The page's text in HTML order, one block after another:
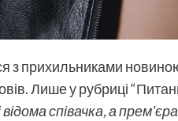
з прихильниками
Лише у рубриці
відома співачка, а